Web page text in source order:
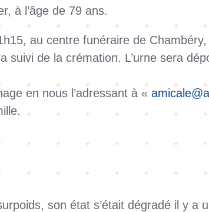
à l’âge de 79 ans.
au centre funéraire de
suivi de la crémation. L’urne sera
en nous l’adressant à «
son état s’était dégradé il y a